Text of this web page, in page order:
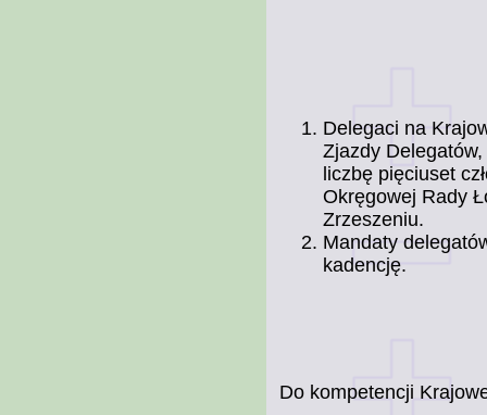
Delegaci na
Zjazdy
liczbę pięciuset
Okręgowej Rady
Zrzeszeniu.
Mandaty
kadencję.
Do kompetencji